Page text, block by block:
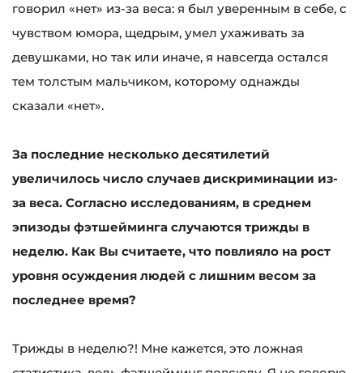
говорил «нет» из-за веса: я был уверенным в себе, с
чувством юмора, щедрым, умел ухаживать за
девушками, но так или иначе, я навсегда остался
тем толстым мальчиком, которому однажды
сказали «нет».
За последние несколько десятилетий
увеличилось число случаев дискриминации из-
за веса. Согласно исследованиям, в среднем
эпизоды фэтшейминга случаются трижды в
неделю. Как Вы считаете, что повлияло на рост
уровня осуждения людей с лишним весом за
последнее время?
Трижды в неделю?! Мне кажется, это ложная